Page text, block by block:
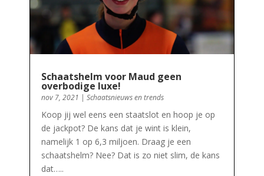
Schaatshelm voor Maud geen
overbodige luxe!
nov 7, 2021 | Schaatsnieuws en trends
Koop jij wel eens een staatslot en hoop je op
de jackpot? De kans dat je wint is klein,
namelijk 1 op 6,3 miljoen. Draag je een
schaatshelm? Nee? Dat is zo niet slim, de kans
dat…..